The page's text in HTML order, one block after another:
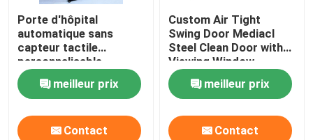
Contrôle de qualité
Contactez-nous
Nouvelles
Porte d'hôpital
automatique sans
capteur tactile
personnalisable
meilleur prix
Contact
Custom Air Tight
Swing Door Mediacl
Steel Clean Door with
Viewing Window
meilleur prix
Contact